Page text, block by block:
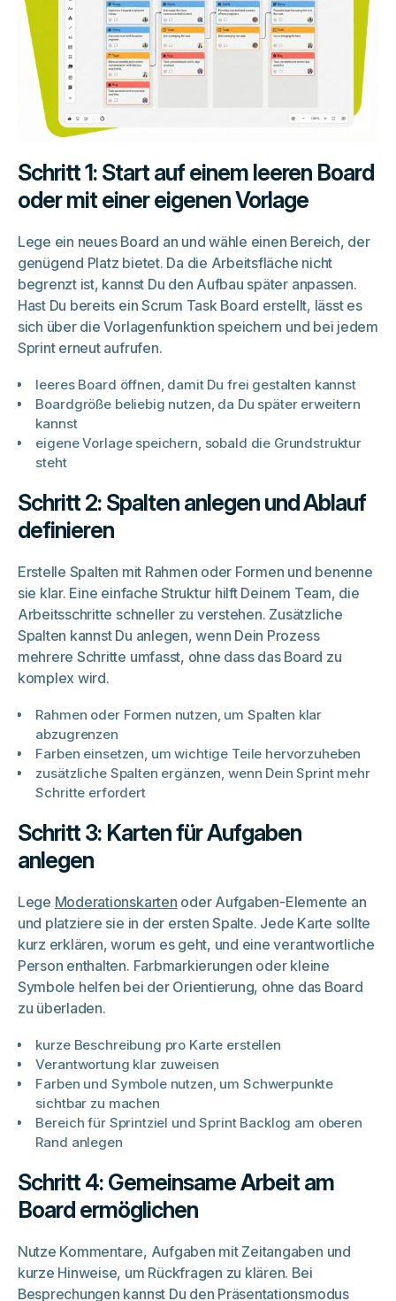
Schritt 1: Start auf einem leeren Board
oder mit einer eigenen Vorlage
Lege ein neues Board an und wähle einen Bereich, der
genügend Platz bietet. Da die Arbeitsfläche nicht
begrenzt ist, kannst Du den Aufbau später anpassen.
Hast Du bereits ein Scrum Task Board erstellt, lässt es
sich über die Vorlagenfunktion speichern und bei jedem
Sprint erneut aufrufen.
leeres Board öffnen, damit Du frei gestalten kannst
Boardgröße beliebig nutzen, da Du später erweitern
kannst
eigene Vorlage speichern, sobald die Grundstruktur
steht
Schritt 2: Spalten anlegen und Ablauf
definieren
Erstelle Spalten mit Rahmen oder Formen und benenne
sie klar. Eine einfache Struktur hilft Deinem Team, die
Arbeitsschritte schneller zu verstehen. Zusätzliche
Spalten kannst Du anlegen, wenn Dein Prozess
mehrere Schritte umfasst, ohne dass das Board zu
komplex wird.
Rahmen oder Formen nutzen, um Spalten klar
abzugrenzen
Farben einsetzen, um wichtige Teile hervorzuheben
zusätzliche Spalten ergänzen, wenn Dein Sprint mehr
Schritte erfordert
Schritt 3: Karten für Aufgaben
anlegen
Lege Moderationskarten oder Aufgaben-Elemente an
und platziere sie in der ersten Spalte. Jede Karte sollte
kurz erklären, worum es geht, und eine verantwortliche
Person enthalten. Farbmarkierungen oder kleine
Symbole helfen bei der Orientierung, ohne das Board
zu überladen.
kurze Beschreibung pro Karte erstellen
Verantwortung klar zuweisen
Farben und Symbole nutzen, um Schwerpunkte
sichtbar zu machen
Bereich für Sprintziel und Sprint Backlog am oberen
Rand anlegen
Schritt 4: Gemeinsame Arbeit am
Board ermöglichen
Nutze Kommentare, Aufgaben mit Zeitangaben und
kurze Hinweise, um Rückfragen zu klären. Bei
Besprechungen kannst Du den Präsentationsmodus